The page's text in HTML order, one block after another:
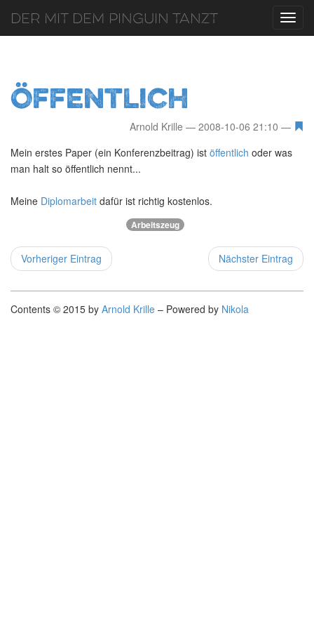
Der mit dem Pinguin tanzt
Öffentlich
Arnold Krille
2008-10-06 21:10
Mein erstes Paper (ein Konferenzbeitrag) ist öffentlich oder was
man halt so öffentlich nennt...
Meine Diplomarbeit dafür ist richtig kostenlos.
Arbeitszeug
Vorheriger Eintrag Nächster Eintrag
Contents © 2015 by Arnold Krille – Powered by Nikola